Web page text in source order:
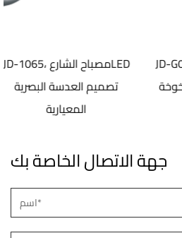
JD-G030، مصباح الشارع LED
مع سطح مقاوم للشيخوخة
جهة الاتصال الخاصة بك